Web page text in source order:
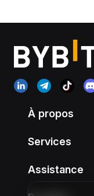
À propos
Services
Assistance